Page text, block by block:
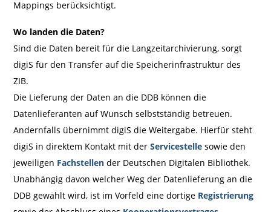
Mappings berücksichtigt.
Wo landen die Daten?
Sind die Daten bereit für die Langzeitarchivierung, sorgt
digiS für den Transfer auf die Speicherinfrastruktur des
ZIB.
Die Lieferung der Daten an die DDB können die
Datenlieferanten auf Wunsch selbstständig betreuen.
Andernfalls übernimmt digiS die Weitergabe. Hierfür steht
digiS in direktem Kontakt mit derServicestelle sowie den
jeweiligen Fachstellen der Deutschen Digitalen Bibliothek.
Unabhängig davon welcher Weg der Datenlieferung an die
DDB gewählt wird, ist im Vorfeld eine dortige Registrierung